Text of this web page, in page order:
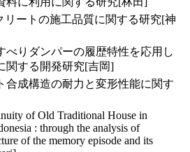
リートの施工品質に関する研究[神
べりダンパーの履歴特性を応用し
関する開発研究[吉岡]
合成構造の耐力と変形性能に関す
of Old Traditional House in
: through the analysis of
of the memory episode and its